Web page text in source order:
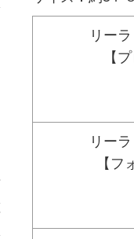
リー
【
リー
【フ